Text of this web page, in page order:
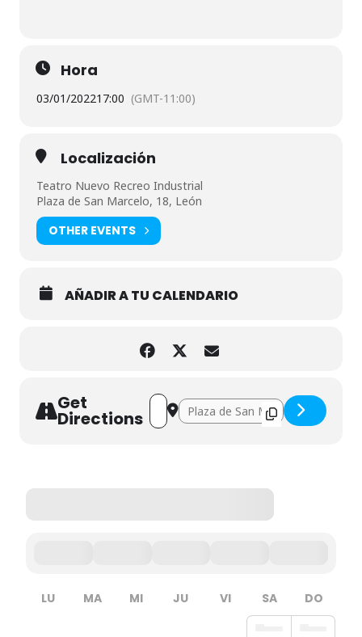
Hora
03/01/202217:00 (GMT-11:00)
Localización
Teatro Nuevo Recreo Industrial
Plaza de San Marcelo, 18, León
OTHER EVENTS
AÑADIR A TU CALENDARIO
Get
Directions
Address - Musical 'De ellos aprendí' []
Destination Address - Musical 'De
LU MA MI JU VI SA DO